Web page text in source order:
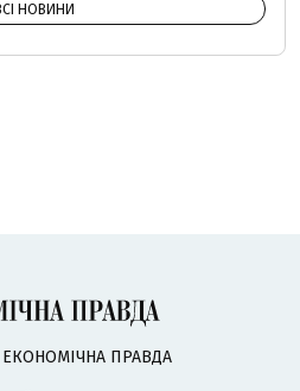
НОВИНИ
ЕКОНОМІЧНА ПРАВДА